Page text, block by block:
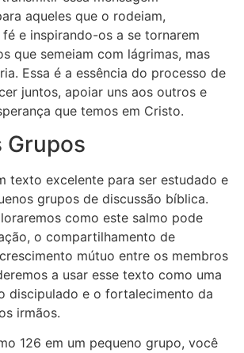
aqueles que o rodeiam,
e inspirando-os a se tornarem
que semeiam com lágrimas, mas
Essa é a essência do processo de
juntos, apoiar uns aos outros e
que temos em Cristo.
Grupos
texto excelente para ser estudado e
grupos de discussão bíblica.
como este salmo pode
o compartilhamento de
mútuo entre os membros
a usar esse texto como uma
discipulado e o fortalecimento da
irmãos.
126 em um pequeno grupo, você